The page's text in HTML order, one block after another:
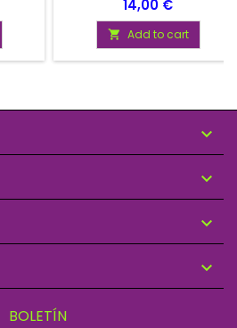
Diámetro aproximado del
colgante 4 cm.
Price
14,00 €
 Add to cart




BOLETÍN